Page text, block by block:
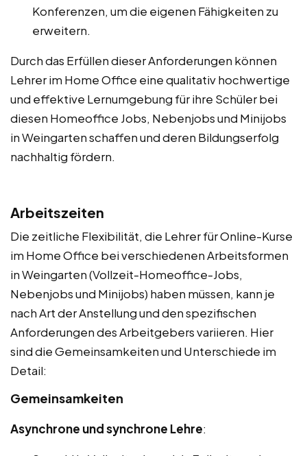
Konferenzen, um die eigenen Fähigkeiten zu
erweitern.
Durch das Erfüllen dieser Anforderungen können
Lehrer im Home Office eine qualitativ hochwertige
und effektive Lernumgebung für ihre Schüler bei
diesen Homeoffice Jobs, Nebenjobs und Minijobs
in Weingarten schaffen und deren Bildungserfolg
nachhaltig fördern.
Arbeitszeiten
Die zeitliche Flexibilität, die Lehrer für Online-Kurse
im Home Office bei verschiedenen Arbeitsformen
in Weingarten (Vollzeit-Homeoffice-Jobs,
Nebenjobs und Minijobs) haben müssen, kann je
nach Art der Anstellung und den spezifischen
Anforderungen des Arbeitgebers variieren. Hier
sind die Gemeinsamkeiten und Unterschiede im
Detail:
Gemeinsamkeiten
Asynchrone und synchrone Lehre: